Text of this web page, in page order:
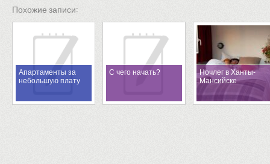
Похожие записи:
Апартаменты за
небольшую плату
С чего начать?
Ночлег в Ханты-
Мансийске